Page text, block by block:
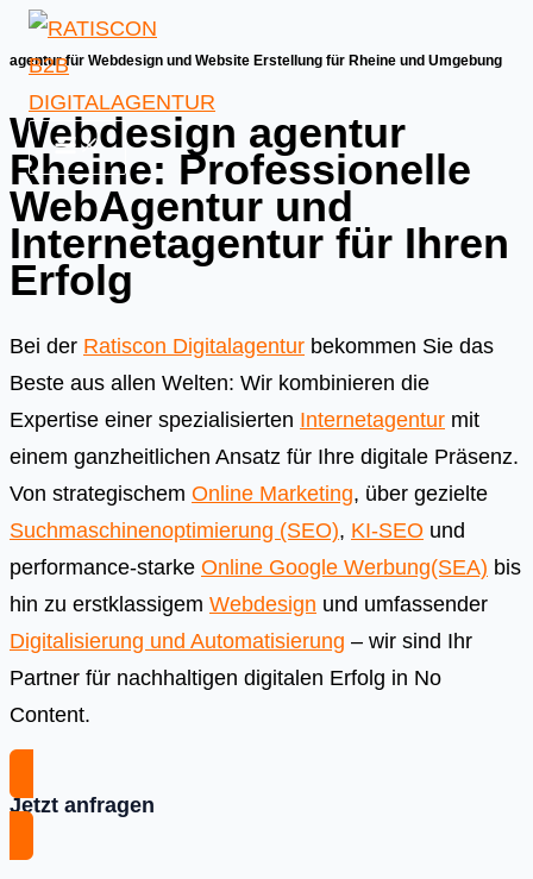
Skip
to
content
agentur für Webdesign und Website Erstellung für Rheine und Umgebung
Webdesign agentur
Rheine: Professionelle
WebAgentur und
Internetagentur für Ihren
Erfolg
Bei der Ratiscon Digitalagentur bekommen Sie das
Beste aus allen Welten: Wir kombinieren die
Expertise einer spezialisierten Internetagentur mit
einem ganzheitlichen Ansatz für Ihre digitale Präsenz.
Von strategischem Online Marketing, über gezielte
Suchmaschinenoptimierung (SEO), KI-SEO und
performance-starke Online Google Werbung(SEA) bis
hin zu erstklassigem Webdesign und umfassender
Digitalisierung und Automatisierung – wir sind Ihr
Partner für nachhaltigen digitalen Erfolg in No
Content.
Jetzt anfragen